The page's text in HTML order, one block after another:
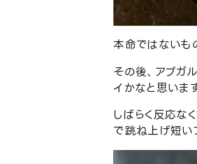
本命ではないも
その後、アブガ
イかなと思います
しばらく反応な
で跳ね上げ短い